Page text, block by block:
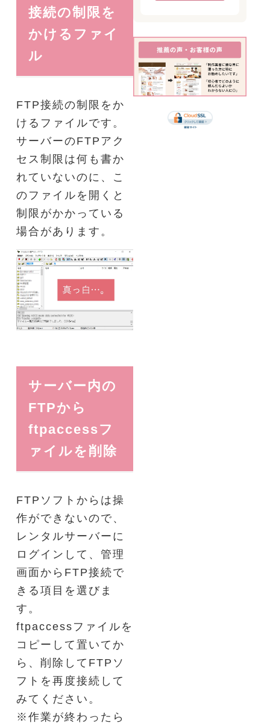
接続の制限を
かけるファイ
ル
FTP接続の制限をか
けるファイルです。
サーバーのFTPアク
セス制限は何も書か
れていないのに、こ
のファイルを開くと
制限がかかっている
場合があります。
サーバー内の
FTPから
ftpaccessフ
ァイルを削除
FTPソフトからは操
作ができないので、
レンタルサーバーに
ログインして、管理
画面からFTP接続で
きる項目を選びま
す。
ftpaccessファイルを
コピーして置いてか
ら、削除してFTPソ
フトを再度接続して
みてください。
※作業が終わったら